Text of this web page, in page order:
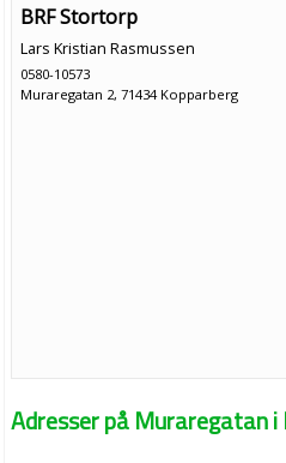
BRF Stortorp
Lars Kristian Rasmussen
0580-10573
Muraregatan 2, 71434 Kopparberg
Adresser på Muraregatan